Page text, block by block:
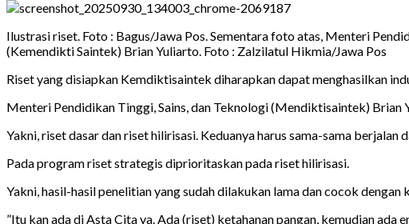
Ilustrasi riset. Foto : Bagus/Jawa Pos. Sementara foto atas, Menteri
(Kemendikti Saintek) Brian Yuliarto. Foto : Zalzilatul Hikmia/Jawa Pos
Riset yang disiapkan Kemdiktisaintek diharapkan dapat menghasilkan
Menteri Pendidikan Tinggi, Sains, dan Teknologi (Mendiktisaintek)
Yakni, riset dasar dan riset hilirisasi. Keduanya harus sama-sama berjalan
Pada program riset strategis diprioritaskan pada riset hilirisasi.
Yakni, hasil-hasil penelitian yang sudah dilakukan lama dan cocok
”Itu kan ada di Asta Cita ya. Ada (riset) ketahanan pangan, kemudian